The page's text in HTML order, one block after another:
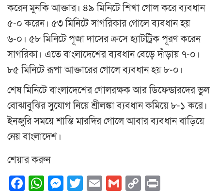
করেন মুনকি আক্তার। ৪৯ মিনিটে শিখা গোল করে ব্যবধান
৫-০ করেন। ৫৩ মিনিটে সাগরিকার গোলে ব্যবধান হয়
৬-০। ৫৮ মিনিটে পূজা দাসের ক্রসে হ্যাটট্রিক পূরণ করেন
সাগরিকা। এতে বাংলাদেশের ব্যবধান বেড়ে দাঁড়ায় ৭-০।
৮৫ মিনিটে রূপা আক্তারের গোলে ব্যবধান হয় ৮-০।
শেষ মিনিটে বাংলাদেশের গোলরক্ষক আর ডিফেন্ডারদের ভুল
বোঝাবুঝির সুযোগ নিয়ে শ্রীলঙ্কা ব্যবধান কমিয়ে ৮-১ করে।
ইনজুরি সময়ে শান্তি মারদির গোলে আবার ব্যবধান বাড়িয়ে
নেয় বাংলাদেশ।
শেয়ার করুন
Facebook
WhatsApp
Messenger
Twitter
EmailGmail
Copy